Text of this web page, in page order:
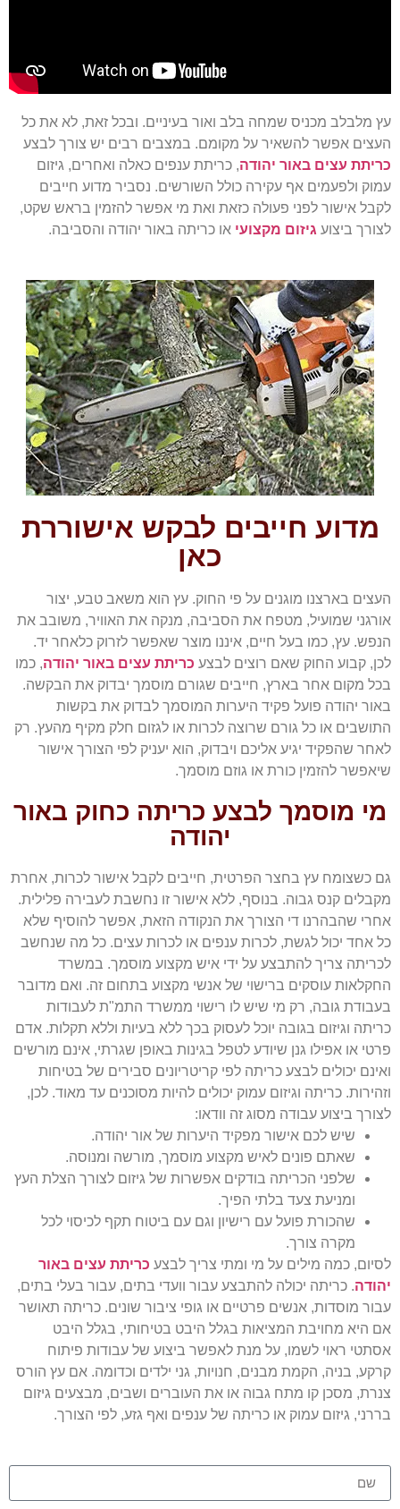
עץ מלבלב מכניס שמחה בלב ואור בעיניים. ובכל זאת, לא את כל
העצים אפשר להשאיר על מקומם. במצבים רבים יש צורך לבצע
כריתת עצים באור יהודה, כריתת ענפים כאלה ואחרים, גיזום
עמוק ולפעמים אף עקירה כולל השורשים. נסביר מדוע חייבים
לקבל אישור לפני פעולה כזאת ואת מי אפשר להזמין בראש שקט,
לצורך ביצוע גיזום מקצועי או כריתה באור יהודה והסביבה.
מדוע חייבים לבקש אישוררת
כאן
העצים בארצנו מוגנים על פי החוק. עץ הוא משאב טבע, יצור
אורגני שמועיל, מטפח את הסביבה, מנקה את האוויר, משובב את
הנפש. עץ, כמו בעל חיים, איננו מוצר שאפשר לזרוק כלאחר יד.
לכן, קבוע החוק שאם רוצים לבצע כריתת עצים באור יהודה, כמו
בכל מקום אחר בארץ, חייבים שגורם מוסמך יבדוק את הבקשה.
באור יהודה פועל פקיד היערות המוסמך לבדוק את בקשות
התושבים או כל גורם שרוצה לכרות או לגזום חלק מקיף מהעץ. רק
לאחר שהפקיד יגיע אליכם ויבדוק, הוא יעניק לפי הצורך אישור
שיאפשר להזמין כורת או גוזם מוסמך.
מי מוסמך לבצע כריתה כחוק באור
יהודה
גם כשצומח עץ בחצר הפרטית, חייבים לקבל אישור לכרות, אחרת
מקבלים קנס גבוה. בנוסף, ללא אישור זו נחשבת לעבירה פלילית.
אחרי שהבהרנו די הצורך את הנקודה הזאת, אפשר להוסיף שלא
כל אחד יכול לגשת, לכרות ענפים או לכרות עצים. כל מה שנחשב
לכריתה צריך להתבצע על ידי איש מקצוע מוסמך. במשרד
החקלאות עוסקים ברישוי של אנשי מקצוע בתחום זה. ואם מדובר
בעבודת גובה, רק מי שיש לו רישוי ממשרד התמ"ת לעבודות
כריתה וגיזום בגובה יוכל לעסוק בכך ללא בעיות וללא תקלות. אדם
פרטי או אפילו גנן שיודע לטפל בגינות באופן שגרתי, אינם מורשים
ואינם יכולים לבצע כריתה לפי קריטריונים סבירים של בטיחות
וזהירות. כריתה וגיזום עמוק יכולים להיות מסוכנים עד מאוד. לכן,
לצורך ביצוע עבודה מסוג זה וודאו:
שיש לכם אישור מפקיד היערות של אור יהודה.
שאתם פונים לאיש מקצוע מוסמך, מורשה ומנוסה.
שלפני הכריתה בודקים אפשרות של גיזום לצורך הצלת העץ
ומניעת צעד בלתי הפיך.
שהכורת פועל עם רישיון וגם עם ביטוח תקף לכיסוי לכל
מקרה צורך.
לסיום, כמה מילים על מי ומתי צריך לבצע כריתת עצים באור
יהודה. כריתה יכולה להתבצע עבור וועדי בתים, עבור בעלי בתים,
עבור מוסדות, אנשים פרטיים או גופי ציבור שונים. כריתה תאושר
אם היא מחויבת המציאות בגלל היבט בטיחותי, בגלל היבט
אסתטי ראוי לשמו, על מנת לאפשר ביצוע של עבודות פיתוח
קרקע, בניה, הקמת מבנים, חנויות, גני ילדים וכדומה. אם עץ הורס
צנרת, מסכן קו מתח גבוה או את העוברים ושבים, מבצעים גיזום
בררני, גיזום עמוק או כריתה של ענפים ואף גזע, לפי הצורך.